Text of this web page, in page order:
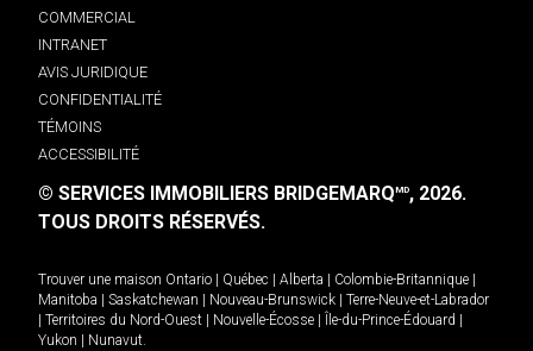
COMMERCIAL
INTRANET
AVIS JURIDIQUE
CONFIDENTIALITÉ
TÉMOINS
ACCESSIBILITÉ
© SERVICES IMMOBILIERS BRIDGEMARQMD, 2026.
TOUS DROITS RÉSERVÉS.
Trouver une maison Ontario Québec Alberta Colombie-Britannique
Manitoba
Saskatchewan Nouveau-Brunswick
Terre-Neuve-et-Labrador
Territoires du Nord-Ouest Nouvelle-Écosse Île-du-Prince-Édouard
Yukon
Nunavut.